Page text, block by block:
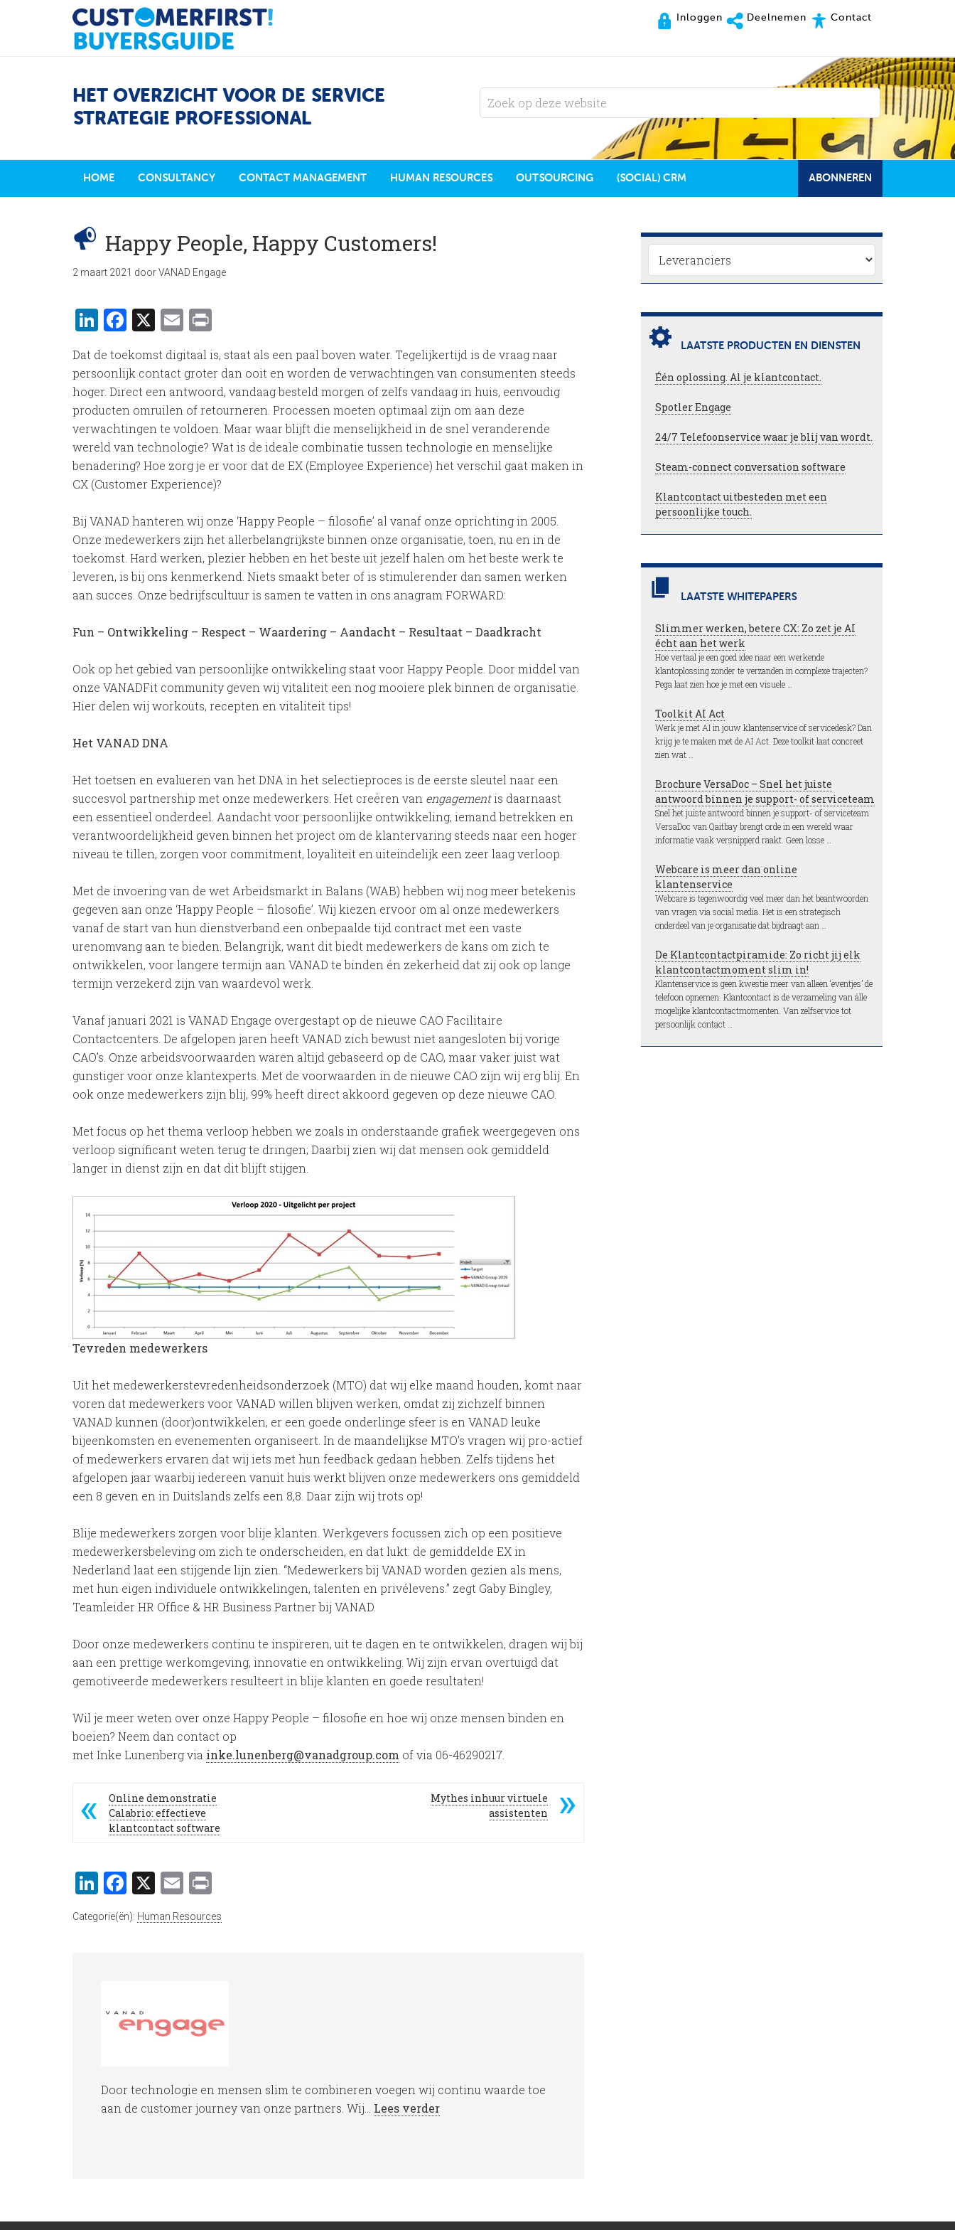
Inloggen Deelnemen Contact
HET OVERZICHT VOOR DE SERVICE
STRATEGIE PROFESSIONAL
HOME CONSULTANCY CONTACT MANAGEMENT HUMAN RESOURCES OUTSOURCING (SOCIAL) CRM ABONNEREN
Happy People, Happy Customers!
2 maart 2021 doorVANAD Engage
LinkedIn
Facebook
X Email
Dat de toekomst digitaal is, staat als een paal boven water. Tegelijkertijd is de vraag naar
persoonlijk contact groter dan ooit en worden de verwachtingen van consumenten steeds
hoger. Direct een antwoord, vandaag besteld morgen of zelfs vandaag in huis, eenvoudig
producten omruilen of retourneren. Processen moeten optimaal zijn om aan deze
verwachtingen te voldoen. Maar waar blijft die menselijkheid in de snel veranderende
wereld van technologie? Wat is de ideale combinatie tussen technologie en menselijke
benadering? Hoe zorg je er voor dat de EX (Employee Experience) het verschil gaat maken in
CX (Customer Experience)?
Bij VANAD hanteren wij onze ‘Happy People – filosofie’ al vanaf onze oprichting in 2005.
Onze medewerkers zijn het allerbelangrijkste binnen onze organisatie, toen, nu en in de
toekomst. Hard werken, plezier hebben en het beste uit jezelf halen om het beste werk te
leveren, is bij ons kenmerkend. Niets smaakt beter of is stimulerender dan samen werken
aan succes. Onze bedrijfscultuur is samen te vatten in ons anagram FORWARD:
Fun – Ontwikkeling – Respect – Waardering – Aandacht – Resultaat – Daadkracht
Ook op het gebied van persoonlijke ontwikkeling staat voor Happy People. Door middel van
onze VANADFit community geven wij vitaliteit een nog mooiere plek binnen de organisatie.
Hier delen wij workouts, recepten en vitaliteit tips!
Het VANAD DNA
Het toetsen en evalueren van het DNA in het selectie­proces is de eerste sleutel naar een
succesvol partnership met onze medewerkers. Het creëren van engagementis daarnaast
een essentieel onderdeel. Aandacht voor persoonlijke ontwikkeling, ie­mand betrekken en
verantwoordelijkheid geven binnen het project om de klantervaring steeds naar een hoger
niveau te tillen, zorgen voor commitment, loyaliteit en uiteindelijk een zeer laag verloop.
Met de invoering van de wet Arbeidsmarkt in Balans (WAB) hebben wij nog meer betekenis
gegeven aan onze ‘Happy People – filosofie’. Wij kiezen ervoor om al onze medewerkers
vanaf de start van hun dienstverband een onbepaalde tijd contract met een vaste
urenomvang aan te bieden. Belangrijk, want dit biedt medewerkers de kans om zich te
ontwikkelen, voor langere termijn aan VANAD te binden én zekerheid dat zij ook op lange
termijn verzekerd zijn van waardevol werk.
Vanaf januari 2021 is VANAD Engage overgestapt op de nieuwe CAO Facilitaire
Contactcenters. De afgelopen jaren heeft VANAD zich bewust niet aangesloten bij vorige
CAO’s. Onze arbeidsvoorwaarden waren altijd gebaseerd op de CAO, maar vaker juist wat
gunstiger voor onze klantexperts. Met de voorwaarden in de nieuwe CAO zijn wij erg blij. En
ook onze medewerkers zijn blij, 99% heeft direct akkoord gegeven op deze nieuwe CAO.
Met focus op het thema verloop hebben we zoals in onderstaande grafiek weergegeven ons
verloop significant weten terug te dringen; Daarbij zien wij dat mensen ook gemiddeld
langer in dienst zijn en dat dit blijft stijgen.
Tevreden medewerkers
Uit het medewerkerstevredenheidsonderzoek (MTO) dat wij elke maand houden, komt naar
voren dat medewerkers voor VANAD willen blijven werken, omdat zij zichzelf binnen
VANAD kunnen (door)ontwikkelen, er een goede onderlinge sfeer is en VANAD leuke
bijeenkomsten en evenementen organiseert. In de maandelijkse MTO’s vragen wij pro-actief
of medewerkers ervaren dat wij iets met hun feedback gedaan hebben. Zelfs tijdens het
afgelopen jaar waarbij iedereen vanuit huis werkt blijven onze medewerkers ons gemiddeld
een 8 geven en in Duitslands zelfs een 8,8. Daar zijn wij trots op!
Blije medewerkers zorgen voor blije klanten. Werkgevers focussen zich op een positieve
medewerkersbeleving om zich te onderscheiden, en dat lukt: de gemiddelde EX in
Nederland laat een stijgende lijn zien. “Medewerkers bij VANAD worden gezien als mens,
met hun eigen individuele ontwikkelingen, talenten en privélevens.” zegt Gaby Bingley,
Teamleider HR Office & HR Business Partner bij VANAD.
Door onze medewerkers continu te inspireren, uit te dagen en te ontwikkelen, dragen wij bij
aan een prettige werkomgeving, innovatie en ontwikkeling. Wij zijn ervan overtuigd dat
gemotiveerde medewerkers resulteert in blije klanten en goede resultaten!
Wil je meer weten over onze Happy People – filosofie en hoe wij onze mensen binden en
boeien? Neem dan contact op
met Inke Lunenberg via inke.lunenberg@vanadgroup.com of via 06-46290217.
Online demonstratie
Calabrio: effectieve
klantcontact software
Mythes inhuur virtuele
assistenten
LinkedIn
Facebook
X Email
Categorie(ën): Human Resources
Door technologie en mensen slim te combineren voegen wij continu waarde toe
aan de customer journey van onze partners. Wij... Lees verder
LAATSTE PRODUCTEN EN DIENSTEN
Één oplossing. Al je klantcontact.
Spotler Engage
24/7 Telefoonservice waar je blij van wordt.
Steam-connect conversation software
Klantcontact uitbesteden met een
persoonlijke touch.
LAATSTE WHITEPAPERS
Slimmer werken, betere CX: Zo zet je AI
écht aan het werk
Hoe vertaal je een goed idee naar een werkende
klantoplossing zonder te verzanden in complexe trajecten?
Pega laat zien hoe je met een visuele …
Toolkit AI Act
Werk je met AI in jouw klantenservice of servicedesk? Dan
krijg je te maken met de AI Act. Deze toolkit laat concreet
zien wat …
Brochure VersaDoc – Snel het juiste
antwoord binnen je support- of serviceteam
Snel het juiste antwoord binnen je support- of serviceteam
VersaDoc van Qaitbay brengt orde in een wereld waar
informatie vaak versnipperd raakt. Geen losse …
Webcare is meer dan online
klantenservice
Webcare is tegenwoordig veel meer dan het beantwoorden
van vragen via social media. Het is een strategisch
onderdeel van je organisatie dat bijdraagt aan …
De Klantcontactpiramide: Zo richt jij elk
klantcontactmoment slim in!
Klantenservice is geen kwestie meer van alleen ‘eventjes’ de
telefoon opnemen. Klantcontact is de verzameling van álle
mogelijke klantcontactmomenten. Van zelfservice tot
persoonlijk contact …